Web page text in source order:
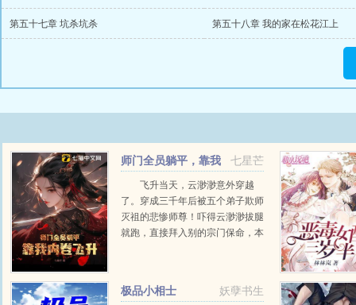
第五十七章 坑杀坑杀 第五十八章 我的家在松花江上
七星芒
师门全员躺平，靠我
内卷飞升
飞升当天，云渺渺意外穿越
了。穿成三千年后被五个弟子欺师
灭祖的悲惨师尊！吓得云渺渺拔腿
就跑，直接拜入别的宗门保命，本
妖孽书生
极品小相士